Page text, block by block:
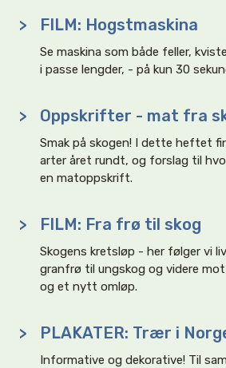
> FILM: Hogstmaskina
Se maskina som både feller,
i passe lengder, - på kun 30
> Oppskrifter - mat fra
Smak på skogen! I dette heftet
arter året rundt, og forslag til
en matoppskrift.
> FILM: Fra frø til skog
Skogens kretsløp - her følger vi
granfrø til ungskog og videre
og et nytt omløp.
> PLAKATER: Trær i
Informative og dekorative! Til